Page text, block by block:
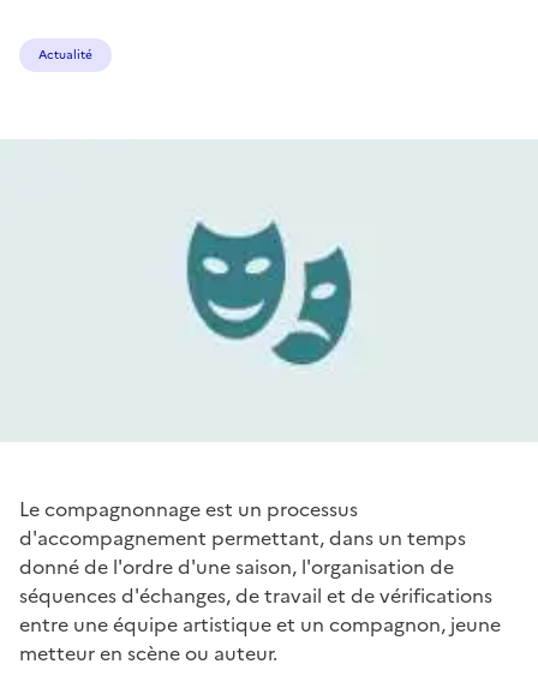
Actualité
Le compagnonnage est un processus
d'accompagnement permettant, dans un temps
donné de l'ordre d'une saison, l'organisation de
séquences d'échanges, de travail et de vérifications
entre une équipe artistique et un compagnon, jeune
metteur en scène ou auteur.